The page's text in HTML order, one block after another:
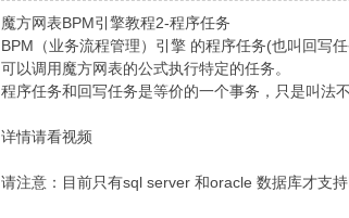
魔方网表BPM引擎教程2-程序任务
BPM（业务流程管理）引擎 的程序任务(也叫回写
可以调用魔方网表的公式执行特定的任务。
程序任务和回写任务是等价的一个事务，只是叫法不
详情请看视频
请注意：目前只有sql server 和oracle 数据库才支